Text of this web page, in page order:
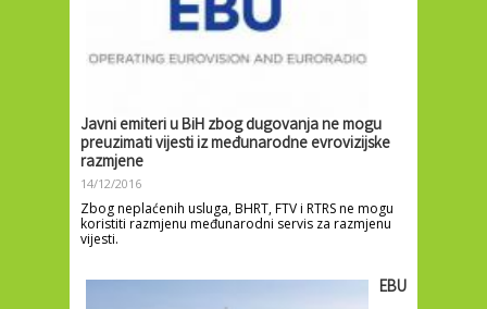
Javni emiteri u BiH zbog dugovanja ne mogu
preuzimati vijesti iz međunarodne evrovizijske
razmjene
14/12/2016
Zbog neplaćenih usluga, BHRT, FTV i RTRS ne mogu
koristiti razmjenu međunarodni servis za razmjenu
vijesti.
EBU